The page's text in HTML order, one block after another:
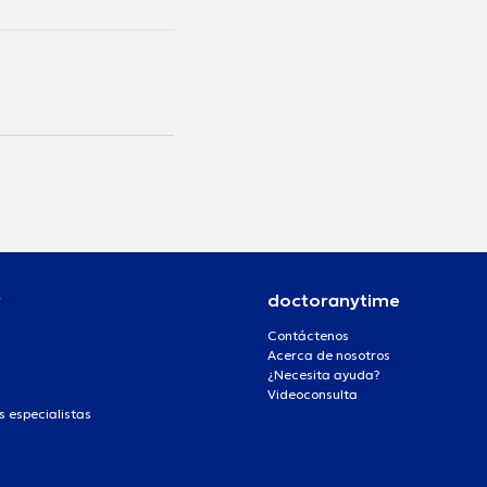
especialistas
doctoranytime
Contáctenos
Acerca de nosotros
¿Necesita ayuda?
Videoconsulta